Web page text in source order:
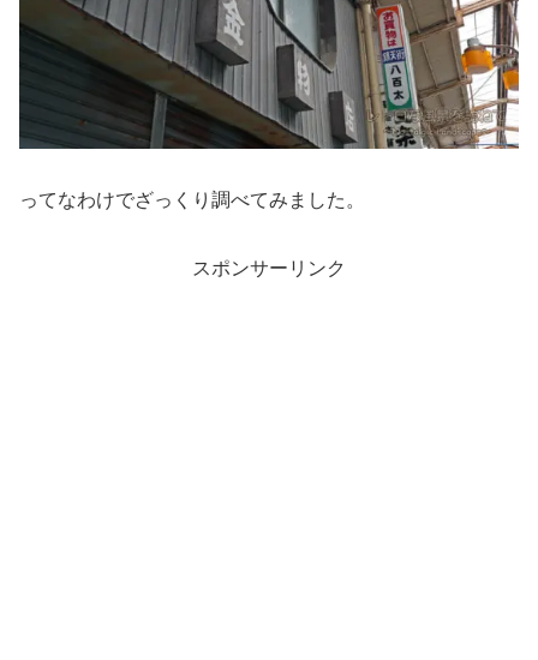
ってなわけでざっくり調べてみました。
スポンサーリンク